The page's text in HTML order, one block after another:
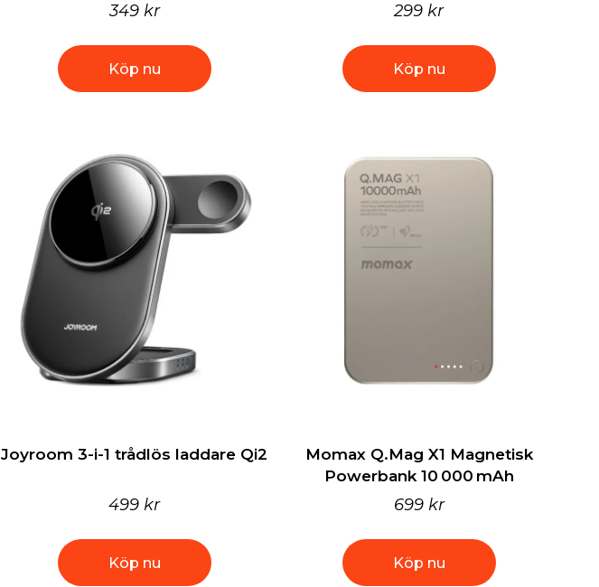
349 kr
Köp nu
299 kr
Köp nu
Joyroom 3-i-1 trådlös laddare Qi2
499 kr
Köp nu
Momax Q.Mag X1 Magnetisk
Powerbank 10 000 mAh
699 kr
Köp nu